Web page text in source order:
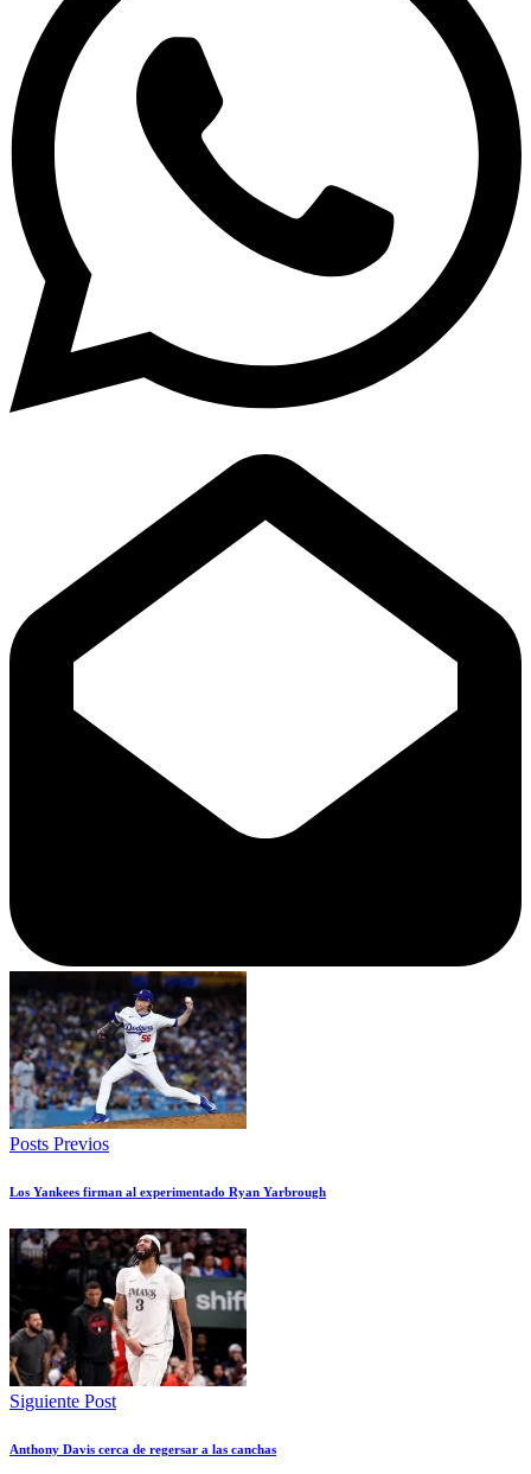
Posts Previos
Los Yankees firman al experimentado Ryan Yarbrough
Siguiente Post
Anthony Davis cerca de regersar a las canchas